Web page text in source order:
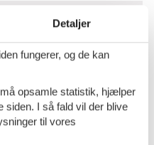
Detaljer
fungerer, og de kan
opsamle statistik, hjælper
siden. I så fald vil der blive
til vores